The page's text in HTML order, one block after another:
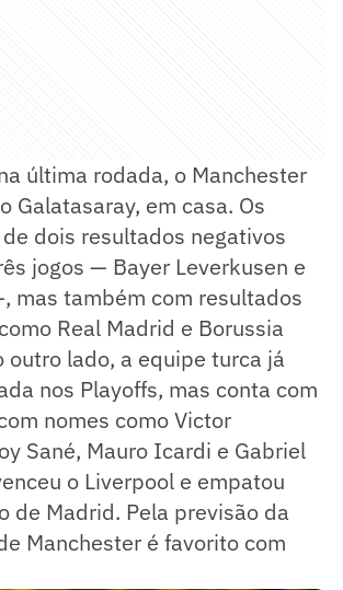
última rodada, o Manchester
Galatasaray, em casa. Os
dois resultados negativos
jogos — Bayer Leverkusen e
mas também com resultados
Real Madrid e Borussia
outro lado, a equipe turca já
nos Playoffs, mas conta com
nomes como Victor
Sané, Mauro Icardi e Gabriel
o Liverpool e empatou
de Madrid. Pela previsão da
Manchester é favorito com